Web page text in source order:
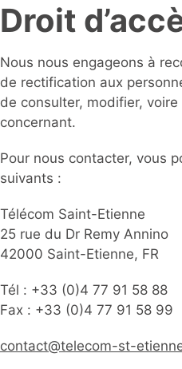
Droit
Nous nous engageons à
de rectification aux
de consulter, modifier,
concernant.
Pour nous contacter, vous
suivants :
Télécom Saint-Etienne
25 rue du Dr Remy Annino
42000 Saint-Etienne, FR
Tél : +33 (0)4 77 91 58 88
Fax : +33 (0)4 77 91 58 99
contact@telecom-st-